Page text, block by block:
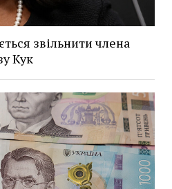
звільнити члена
Кук